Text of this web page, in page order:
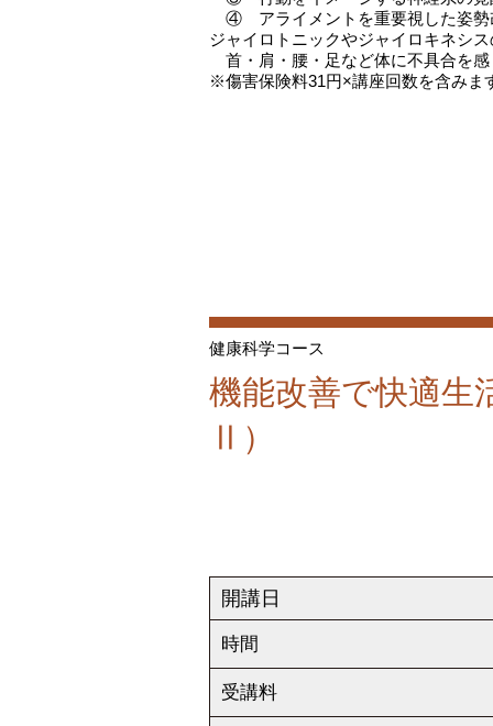
④ アライメントを重要視した姿勢
ジャイロトニックやジャイロキネシ
首・肩・腰・足など体に不具合を
※傷害保険料31円×講座回数を含みま
健康科学コース
機能改善で快適
Ⅱ）
開講日
時間
受講料